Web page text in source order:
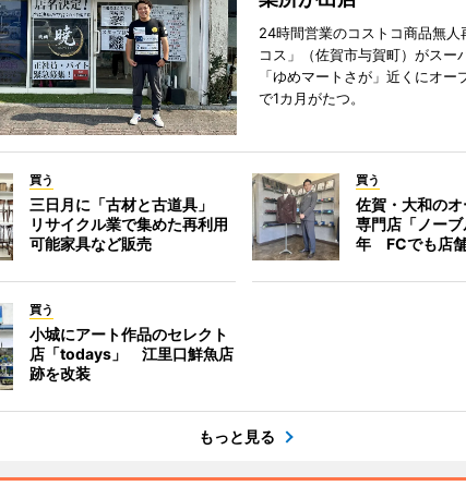
24時間営業のコストコ商品無人
コス」（佐賀市与賀町）がスー
「ゆめマートさが」近くにオー
で1カ月がたつ。
買う
三日月に「古材と古道具」
リサイクル業で集めた再利用
可能家具など販売
買う
佐賀・大和の
専門店「ノー
年 FCでも店
買う
小城にアート作品のセレクト
店「todays」 江里口鮮魚店
跡を改装
もっと見る